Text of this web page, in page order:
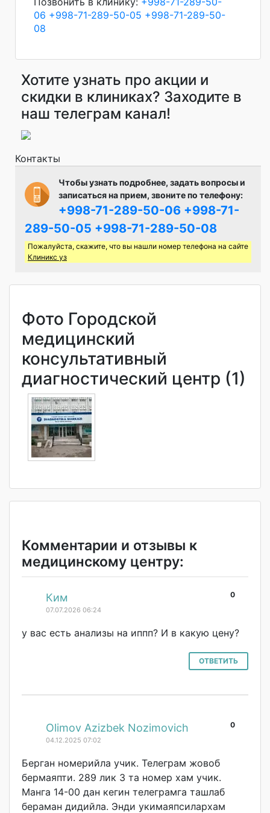
06 +998-71-289-50-05 +998-71-289-50-
08
Хотите узнать про акции и
скидки в клиниках? Заходите в
наш телеграм канал!
Контакты
Чтобы узнать подробнее, задать вопросы и
записаться на прием, звоните по телефону:
+998-71-289-50-06 +998-71-
289-50-05 +998-71-289-50-08
Пожалуйста, скажите, что вы нашли номер телефона на сайте
Клиникс уз
Фото Городской
медицинский
консультативный
диагностический центр (1)
Комментарии и отзывы к
медицинскому центру:
0
Ким
07.07.2026 06:24
у вас есть анализы на иппп? И в какую цену?
ОТВЕТИТЬ
0
Olimov Azizbek Nozimovich
04.12.2025 07:02
Берган номерийла учик. Телеграм жовоб
бермаяпти. 289 лик 3 та номер хам учик.
Манга 14-00 дан кегин телеграмга ташлаб
бераман дидийла. Энди укимаяпсилархам